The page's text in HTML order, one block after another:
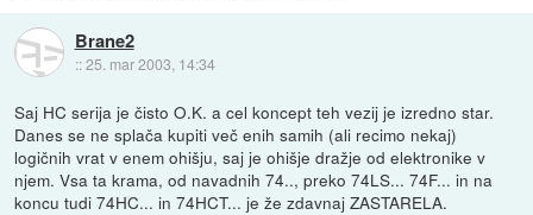
Brane2
::25. mar 2003, 14:34
Saj HC serija je čisto O.K. a cel koncept teh vezij je izredno star.
Danes se ne splača kupiti več enih samih (ali recimo nekaj)
logičnih vrat v enem ohišju, saj je ohišje dražje od elektronike v
njem. Vsa ta krama, od navadnih 74.., preko 74LS... 74F... in na
koncu tudi 74HC... in 74HCT... je že zdavnaj ZASTARELA.